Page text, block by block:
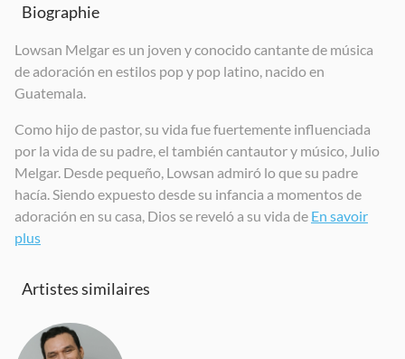
2020
Salvavidas
Biographie
Lowsan Melgar es un joven y conocido cantante de música
de adoración en estilos pop y pop latino, nacido en
Guatemala.
Como hijo de pastor, su vida fue fuertemente influenciada
por la vida de su padre, el también cantautor y músico, Julio
Melgar. Desde pequeño, Lowsan admiró lo que su padre
hacía. Siendo expuesto desde su infancia a momentos de
adoración en su casa, Dios se reveló a su vida de En savoir
plus
Artistes similaires